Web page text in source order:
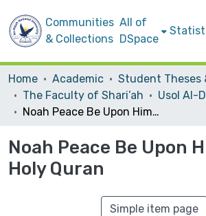
Communities
& Collections
All of
DSpace
Home Academic
The Faculty of Shari’ah
Usol Al-
Noah Peace Be Upon Him In The Holy Quran
Noah Peace Be Upon
Holy Quran
Simple item page